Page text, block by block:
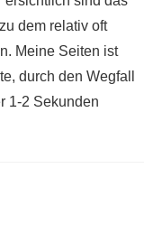
dem relativ oft
Meine Seiten ist
durch den Wegfall
1-2 Sekunden